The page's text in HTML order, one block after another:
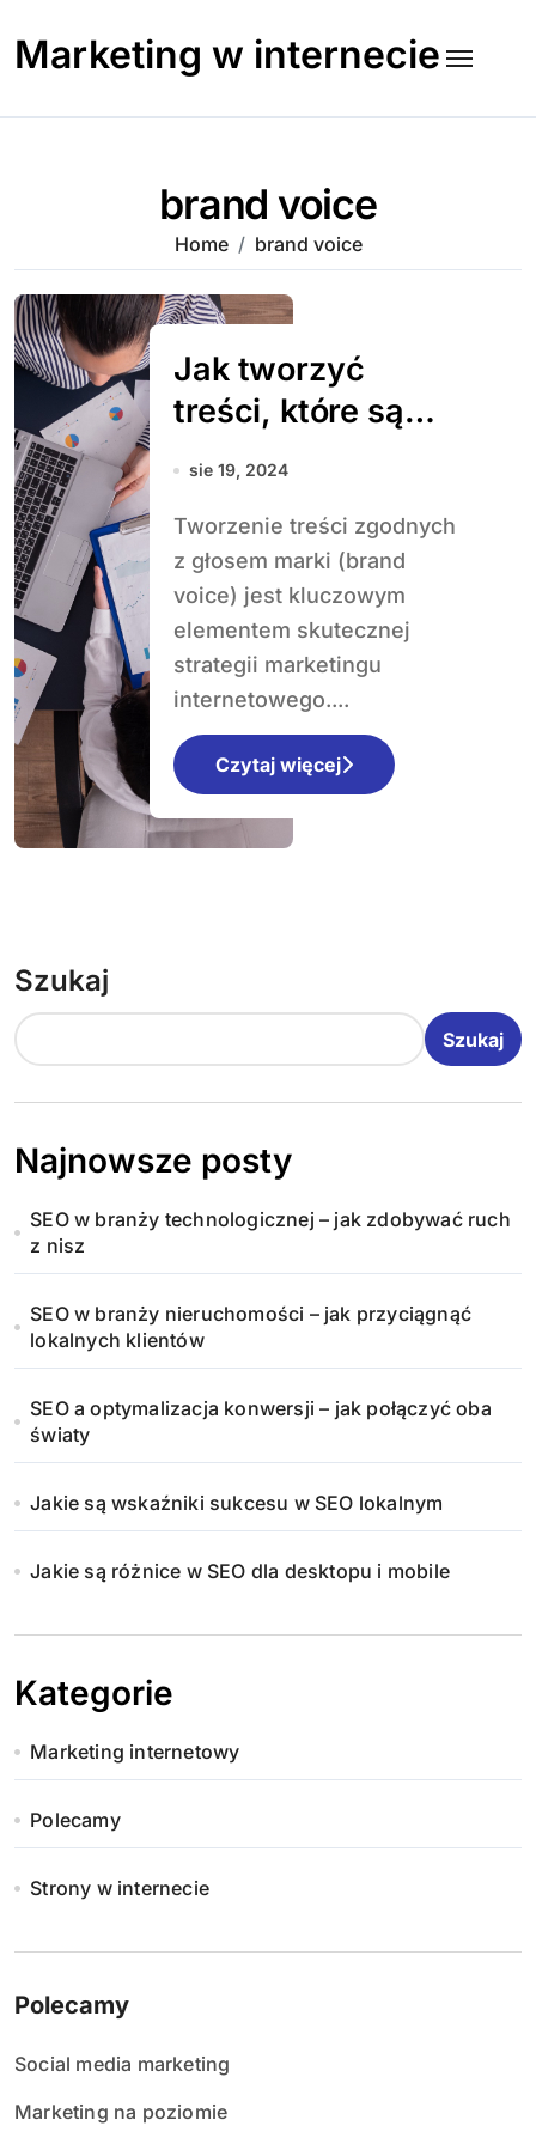
content
Marketing w internecie
brand voice
Home brand voice
Jak tworzyć
treści, które są
zgodne z głosem
voice)?
sie 19, 2024
Tworzenie treści zgodnych
z głosem marki (brand
voice) jest kluczowym
elementem skutecznej
strategii marketingu
internetowego....
Czytaj więcej
Szukaj
Szukaj
Najnowsze posty
SEO w branży technologicznej – jak zdobywać ruch
z nisz
SEO w branży nieruchomości – jak przyciągnąć
lokalnych klientów
SEO a optymalizacja konwersji – jak połączyć oba
światy
Jakie są wskaźniki sukcesu w SEO lokalnym
Jakie są różnice w SEO dla desktopu i mobile
Kategorie
Marketing internetowy
Polecamy
Strony w internecie
Polecamy
Social media marketing
Marketing na poziomie